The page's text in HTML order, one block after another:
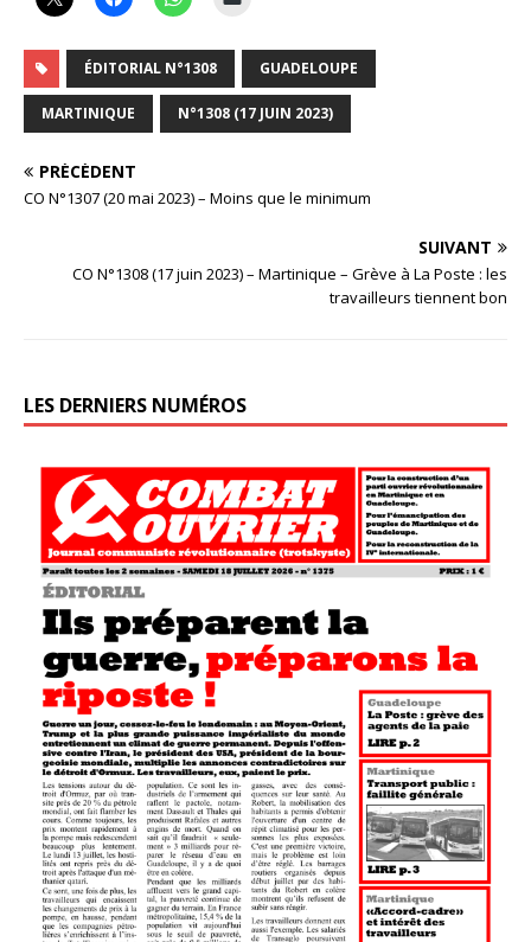
ÉDITORIAL N°1308 GUADELOUPE
MARTINIQUE N°1308 (17 JUIN 2023)
PRÉCÉDENT
CO N°1307 (20 mai 2023) – Moins que le minimum
SUIVANT
CO N°1308 (17 juin 2023) – Martinique – Grève à La Poste : les
travailleurs tiennent bon
LES DERNIERS NUMÉROS